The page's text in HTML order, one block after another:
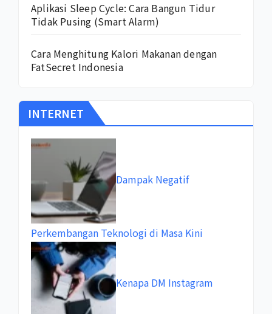
Aplikasi Sleep Cycle: Cara Bangun Tidur
Tidak Pusing (Smart Alarm)
Cara Menghitung Kalori Makanan dengan
FatSecret Indonesia
INTERNET
Dampak Negatif
Perkembangan Teknologi di Masa Kini
Kenapa DM Instagram